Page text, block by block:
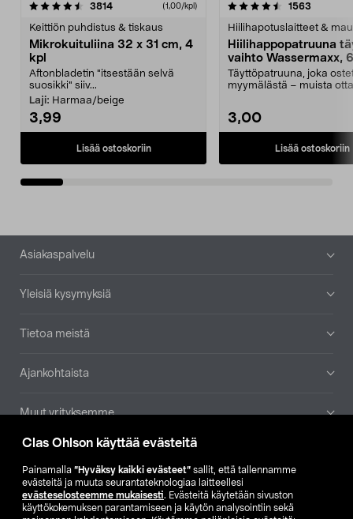
Clas Ohlson käyttää evästeitä
Painamalla ”Hyväksy kaikki evästeet” sallit, että tallennamme
evästeitä ja muuta seurantateknologiaa laitteellesi
evästeselosteemme mukaisesti. Evästeitä käytetään sivuston
käyttökokemuksen parantamiseen ja käytön analysointiin sekä
3814arvostelut (1,00/kpl)
Keittiön puhdistus & tiskaus
Mikrokuituliina 32 x 31 cm, 4
kpl
Aftonbladetin "itsestään selvä
suosikki" siiv...
Laji: Harmaa/beige
3,99
Lisää ostoskoriin
4.5viidestä
1563
Hiilihapotuslaitteet &
Hiilihappopatruuna
vaihto Wassermaxx,
Täyttöpatruuna, joka
myymälästä – muista
3,00
Lisää ostoskoriin
4.5viidestä
Alatunniste
Asiakaspalvelu
Yleisiä kysymyksiä
Tietoa meistä
Ajankohtaista
Muut yrityksemme
Etsi myymälä
SE NO FI
FI SV